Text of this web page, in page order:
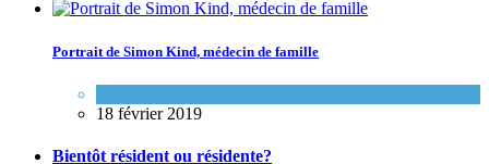
Portrait de Simon Kind, médecin de famille
18 février 2019
Bientôt résident ou résidente?